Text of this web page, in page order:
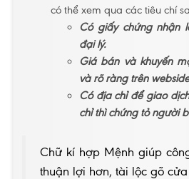
có thể xem qua các tiêu chí
Có giấy chứng nhận
đại lý.
Giá bán và khuyến
và rõ ràng trên
Có địa chỉ để giao
chỉ thì chứng tỏ người
Chữ kí hợp Mệnh giúp
thuận lợi hơn, tài lộc gõ cửa